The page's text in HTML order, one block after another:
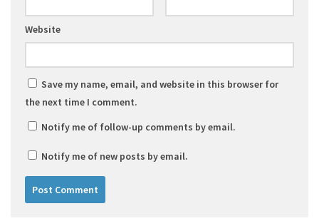
Website
Save my name, email, and website in this browser for
the next time I comment.
Notify me of follow-up comments by email.
Notify me of new posts by email.